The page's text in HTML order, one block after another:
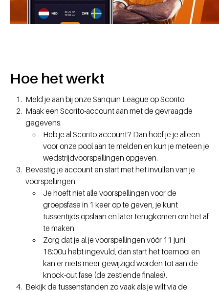
Hoe het werkt
Meld je aan bij onze Sanquin League op Scorito
Maak een Scorito-account aan met de gevraagde
gegevens.
Heb je al Scorito-account? Dan hoef je je alleen
voor onze pool aan te melden en kun je meteen je
wedstrijdvoorspellingen opgeven.
Bevestig je account en start met het invullen van je
voorspellingen.
Je hoeft niet alle voorspellingen voor de
groepsfase in 1 keer op te geven, je kunt
tussentijds opslaan en later terugkomen om het af
te maken.
Zorg dat je al je voorspellingen vóór 11 juni
18:00u hebt ingevuld, dan start het toernooi en
kan er niets meer gewijzigd worden tot aan de
knock-out fase (de zestiende finales).
Bekijk de tussenstanden zo vaak als je wilt via de